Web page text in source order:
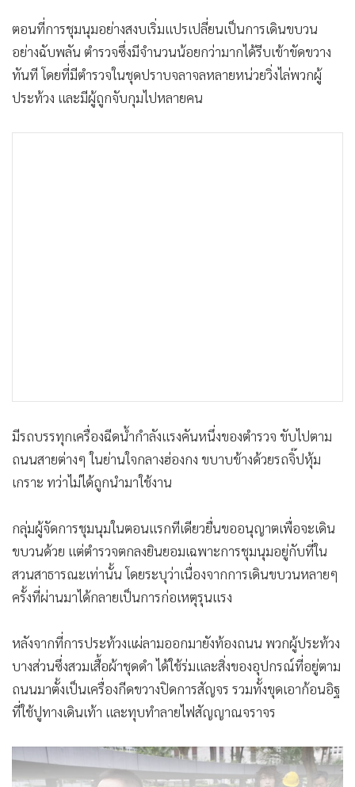
ตอนที่การชุมนุมอย่างสงบเริ่มแปรเปลี่ยนเป็นการเดินขบวน
อย่างฉับพลัน ตำรวจซึ่งมีจำนวนน้อยกว่ามากได้รีบเข้าขัดขวาง
ทันที โดยที่มีตำรวจในชุดปราบจลาจลหลายหน่วยวิ่งไล่พวกผู้
ประท้วง และมีผู้ถูกจับกุมไปหลายคน
มีรถบรรทุกเครื่องฉีดน้ำกำลังแรงคันหนึ่งของตำรวจ ขับไปตาม
ถนนสายต่างๆ ในย่านใจกลางฮ่องกง ขบาบข้างด้วยรถจิ๊ปหุ้ม
เกราะ ทว่าไม่ได้ถูกนำมาใช้งาน
กลุ่มผู้จัดการชุมนุมในตอนแรกทีเดียวยื่นขออนุญาตเพื่อจะเดิน
ขบวนด้วย แต่ตำรวจตกลงยินยอมเฉพาะการชุมนุมอยู่กับที่ใน
สวนสาธารณะเท่านั้น โดยระบุว่าเนื่องจากการเดินขบวนหลายๆ
ครั้งที่ผ่านมาได้กลายเป็นการก่อเหตุรุนแรง
หลังจากที่การประท้วงแผ่ลามออกมายังท้องถนน พวกผู้ประท้วง
บางส่วนซึ่งสวมเสื้อผ้าชุดดำ ได้ใช้ร่มและสิ่งของอุปกรณ์ที่อยู่ตาม
ถนนมาตั้งเป็นเครื่องกีดขวางปิดการสัญจร รวมทั้งขุดเอาก้อนอิฐ
ที่ใช้ปูทางเดินเท้า และทุบทำลายไฟสัญญาณจราจร